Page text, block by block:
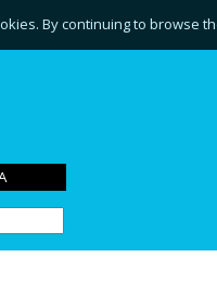
By continuing to browse